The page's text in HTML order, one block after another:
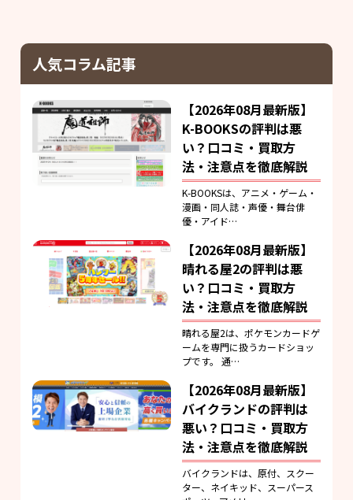
人気コラム記事
【2026年08月最新版】
K-BOOKSの評判は悪
い？口コミ・買取方
法・注意点を徹底解説
K-BOOKSは、アニメ・ゲーム・
漫画・同人誌・声優・舞台俳
優・アイド…
【2026年08月最新版】
晴れる屋2の評判は悪
い？口コミ・買取方
法・注意点を徹底解説
晴れる屋2は、ポケモンカードゲ
ームを専門に扱うカードショッ
プです。 通…
【2026年08月最新版】
バイクランドの評判は
悪い？口コミ・買取方
法・注意点を徹底解説
バイクランドは、原付、スクー
ター、ネイキッド、スーパース